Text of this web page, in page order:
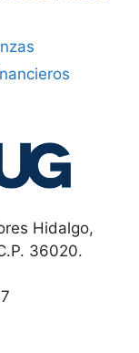
Hidalgo,
36020.